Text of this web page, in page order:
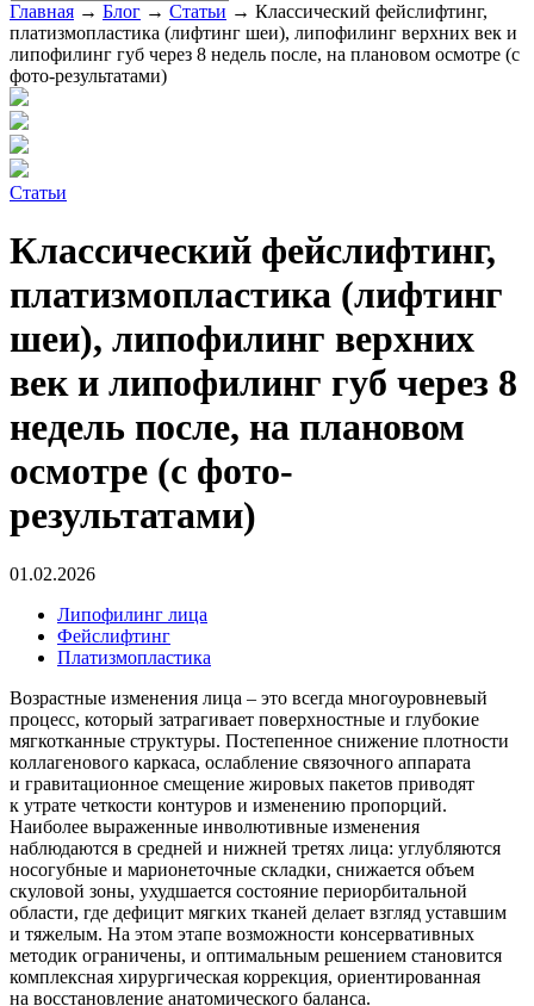
Главная → Блог → Статьи → Классический фейслифтинг,
платизмопластика (лифтинг шеи), липофилинг верхних век и
липофилинг губ через 8 недель после, на плановом осмотре (с
фото-результатами)
Статьи
Классический фейслифтинг,
платизмопластика (лифтинг
шеи), липофилинг верхних
век и липофилинг губ через 8
недель после, на плановом
осмотре (с фото-
результатами)
01.02.2026
Липофилинг лица
Фейслифтинг
Платизмопластика
Возрастные изменения лица – это всегда многоуровневый
процесс, который затрагивает поверхностные и глубокие
мягкотканные структуры. Постепенное снижение плотности
коллагенового каркаса, ослабление связочного аппарата
и гравитационное смещение жировых пакетов приводят
к утрате четкости контуров и изменению пропорций.
Наиболее выраженные инволютивные изменения
наблюдаются в средней и нижней третях лица: углубляются
носогубные и марионеточные складки, снижается объем
скуловой зоны, ухудшается состояние периорбитальной
области, где дефицит мягких тканей делает взгляд уставшим
и тяжелым. На этом этапе возможности консервативных
методик ограничены, и оптимальным решением становится
комплексная хирургическая коррекция, ориентированная
на восстановление анатомического баланса.